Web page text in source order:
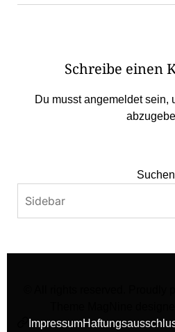
Schreibe einen
Du musstangemeldetsein,
Suchen
facebook
Impressum